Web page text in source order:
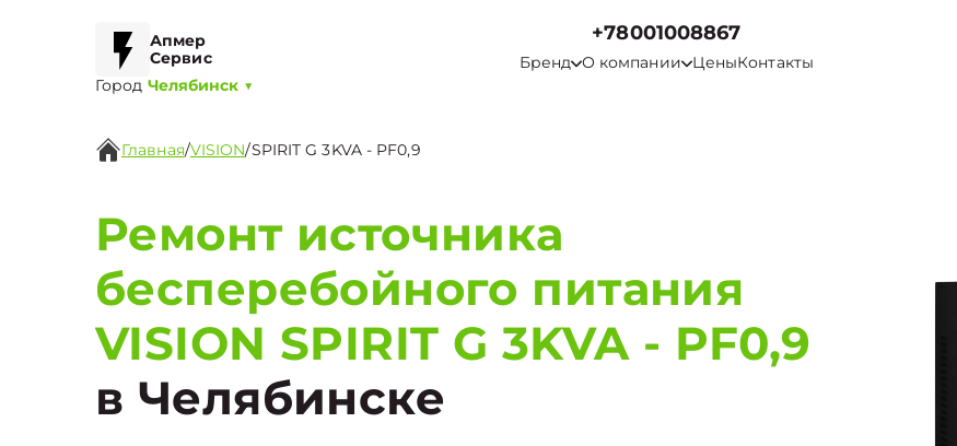
Апмер
Сервис
Город Челябинск ▼
+78001008867
Бренд О компании ЦеныКонтакты
Главная/VISION/SPIRIT G 3KVA - PF0,9
Ремонт источника
бесперебойного питания
VISION SPIRIT G 3KVA - PF0,9
в Челябинске